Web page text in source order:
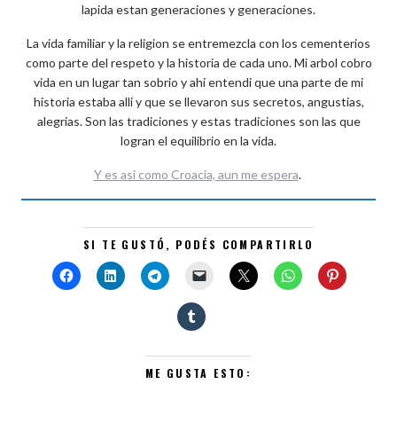
lapida estan generaciones y generaciones.
La vida familiar y la religion se entremezcla con los cementerios
como parte del respeto y la historia de cada uno. Mi arbol cobro
vida en un lugar tan sobrio y ahi entendi que una parte de mi
historia estaba alli y que se llevaron sus secretos, angustias,
alegrias. Son las tradiciones y estas tradiciones son las que
logran el equilibrio en la vida.
Y es asi como Croacia, aun me espera.
SI TE GUSTÓ, PODÉS COMPARTIRLO
ME GUSTA ESTO: